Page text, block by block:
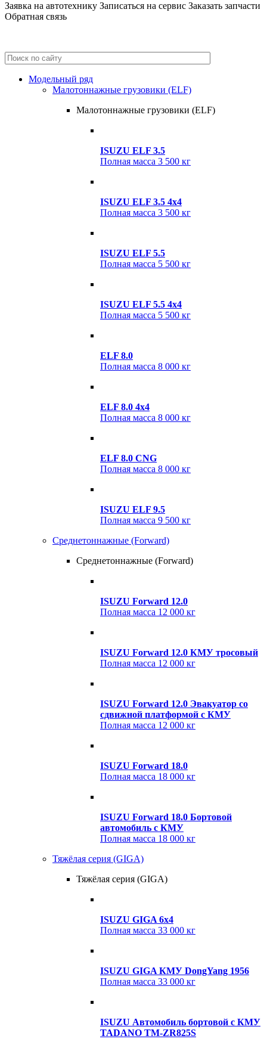
Заявка на автотехнику Записаться на сервис Заказать запчасти
Обратная связь
Модельный ряд
Малотоннажные грузовики (ELF)
Малотоннажные грузовики (ELF)
ISUZU ELF 3.5
Полная масса 3 500 кг
ISUZU ELF 3.5 4x4
Полная масса 3 500 кг
ISUZU ELF 5.5
Полная масса 5 500 кг
ISUZU ELF 5.5 4х4
Полная масса 5 500 кг
ELF 8.0
Полная масса 8 000 кг
ELF 8.0 4x4
Полная масса 8 000 кг
ELF 8.0 CNG
Полная масса 8 000 кг
ISUZU ELF 9.5
Полная масса 9 500 кг
Среднетоннажные (Forward)
Среднетоннажные (Forward)
ISUZU Forward 12.0
Полная масса 12 000 кг
ISUZU Forward 12.0 КМУ тросовый
Полная масса 12 000 кг
ISUZU Forward 12.0 Эвакуатор со
сдвижной платформой с КМУ
Полная масса 12 000 кг
ISUZU Forward 18.0
Полная масса 18 000 кг
ISUZU Forward 18.0 Бортовой
автомобиль с КМУ
Полная масса 18 000 кг
Тяжёлая серия (GIGA)
Тяжёлая серия (GIGA)
ISUZU GIGA 6x4
Полная масса 33 000 кг
ISUZU GIGA КМУ DongYang 1956
Полная масса 33 000 кг
ISUZU Автомобиль бортовой с КМУ
TADANO TM-ZR825S